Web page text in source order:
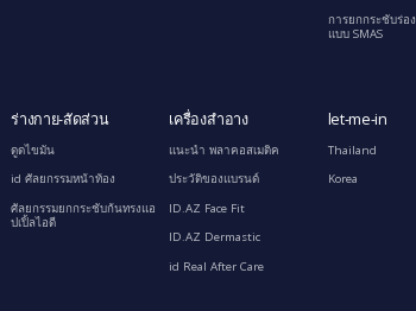
การยกกระชับร่อ
แบบ SMAS
ร่างกาย-สัดส่วน
ดูดไขมัน
id ศัลยกรรมหน้าท้อง
ศัลยกรรมยกกระชับก้นทรงแอ
ปเปิ้ลไอดี
เครื่องสำอาง
แนะนำ พลาคอสเมติค
ประวัติของแบรนด์
ID.AZ Face Fit
ID.AZ Dermastic
id Real After Care
let-me-in
Thailand
Korea